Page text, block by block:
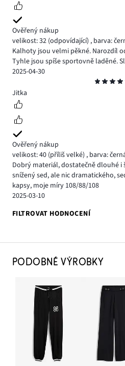
Ověřený nákup
velikost: 32 (odpovídající) , barva:
Kalhoty jsou velmi pěkné. Narozdíl
Tyhle jsou spíše sportovně laděné.
2025-04-30
5
Jitka
Ověřený nákup
velikost: 40 (příliš velké) , barva:
Dobrý materiál, dostatečně dlouhé i
snížený sed, ale nic dramatického,
kapsy, moje míry 108/88/108
2025-03-10
FILTROVAT HODNOCENÍ
PODOBNÉ VÝROBKY